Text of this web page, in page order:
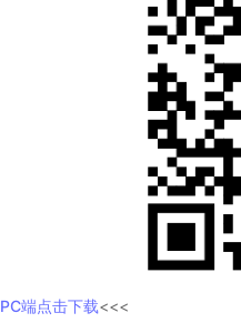
PC端点击下载<<<